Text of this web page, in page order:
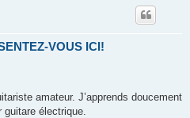
VOUS ICI!
amateur. J’apprends doucement
électrique.